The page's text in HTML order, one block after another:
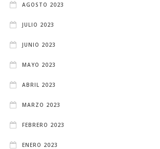
AGOSTO 2023
JULIO 2023
JUNIO 2023
MAYO 2023
ABRIL 2023
MARZO 2023
FEBRERO 2023
ENERO 2023